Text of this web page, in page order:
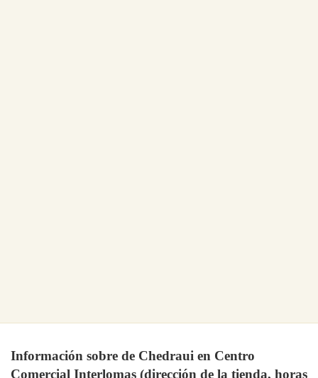
Información sobre de Chedraui en Centro
Comercial Interlomas (dirección de la tienda, horas